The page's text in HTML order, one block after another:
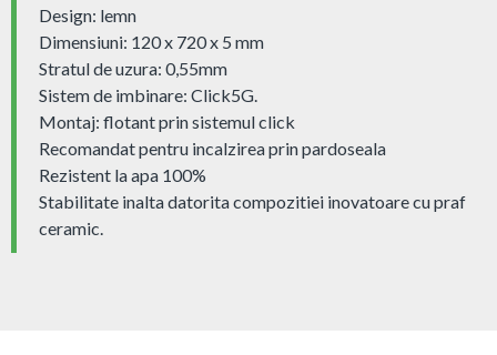
Design: lemn
Dimensiuni: 120 x 720 x 5 mm
Stratul de uzura: 0,55mm
Sistem de imbinare: Click5G.
Montaj: flotant prin sistemul click
Recomandat pentru incalzirea prin pardoseala
Rezistent la apa 100%
Stabilitate inalta datorita compozitiei inovatoare cu praf
ceramic.